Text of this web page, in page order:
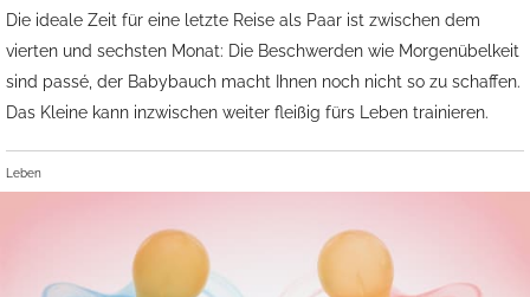
Die ideale Zeit für eine letzte Reise als Paar ist zwischen dem
vierten und sechsten Monat: Die Beschwerden wie Morgenübelkeit
sind passé, der Babybauch macht Ihnen noch nicht so zu schaffen.
Das Kleine kann inzwischen weiter fleißig fürs Leben trainieren.
Leben